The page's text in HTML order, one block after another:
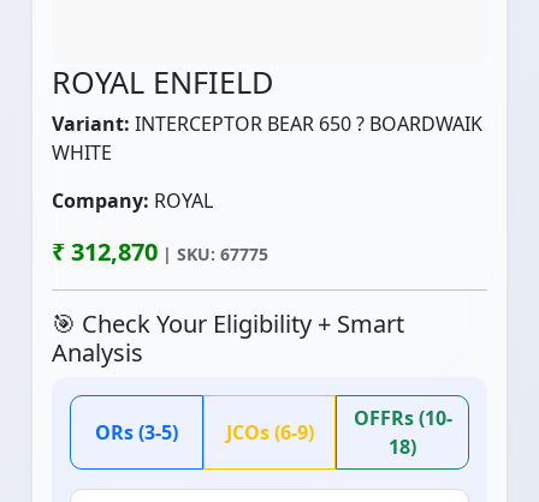
ROYAL ENFIELD
Variant: INTERCEPTOR BEAR 650 ? BOARDWAIK
WHITE
Company: ROYAL
₹ 312,870 | SKU: 67775
🎯 Check Your Eligibility + Smart
Analysis
ORs (3-5) JCOs (6-9)
OFFRs (10-
18)